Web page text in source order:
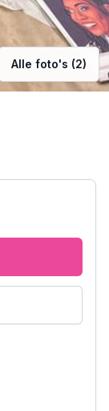
Alle foto's (2)